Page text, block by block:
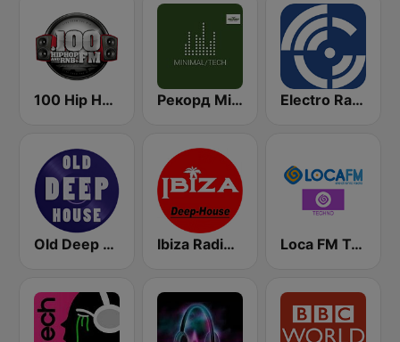
100 Hip Hop and RNB FM Рекорд Minimal/Tech (Record Minimal/Tech) Electro Radio
Old Deep House Music Ibiza Radios - Deep House Loca FM Techno